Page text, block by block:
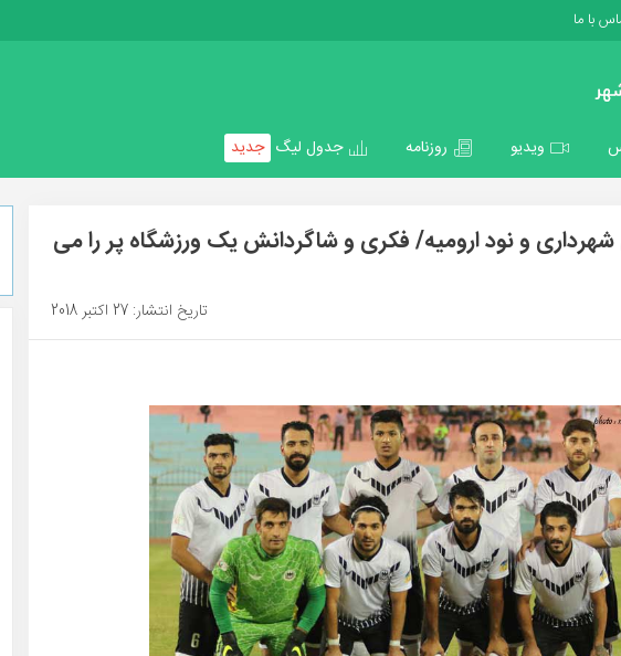
با ما
ویدیو روزنامه جدول لیگ جدید
و نود ارومیه/ فکری و شاگردانش یک ورزشگاه پر را می
تاریخ انتشار: 27 اکتبر 2018